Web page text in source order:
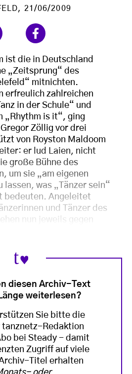
, 21/06/2009
ist die in Deutschland
„Zeitsprung“ des
mitnichten.
erfreulich zahlreichen
in der Schule“ und
„Rhythm is it“, ging
Gregor Zöllig vor drei
von Royston Maldoom
er lud Laien, nicht
große Bühne des
um sie „am eigenen
lassen, was „Tänzer sein“
bedeuten. Angeleitet
und Tänzer des
nun jeweils gegen
diesen Archiv-Text
weiterlesen?
Sie bitte die
Redaktion
bei Steady - damit
Zugriff auf viele
Titel erhalten